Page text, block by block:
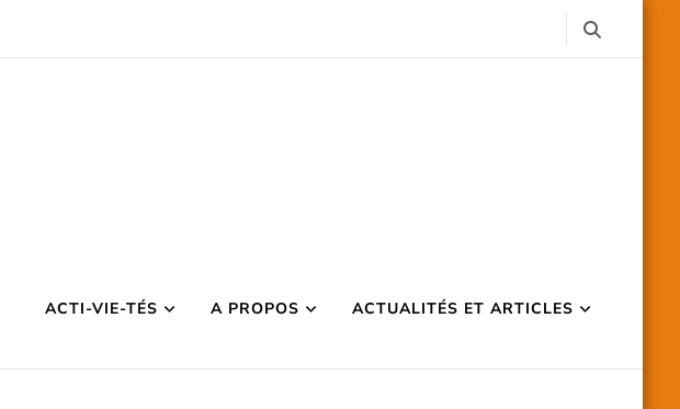
ACTI-VIE-TÉS A PROPOS ACTUALITÉS ET ARTICLES